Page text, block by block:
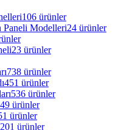
106 ürünler
Paneli Modelleri24 ürünler
23 ürünler
738 ürünler
451 ürünler
536 ürünler
ürünler
ürünler
201 ürünler